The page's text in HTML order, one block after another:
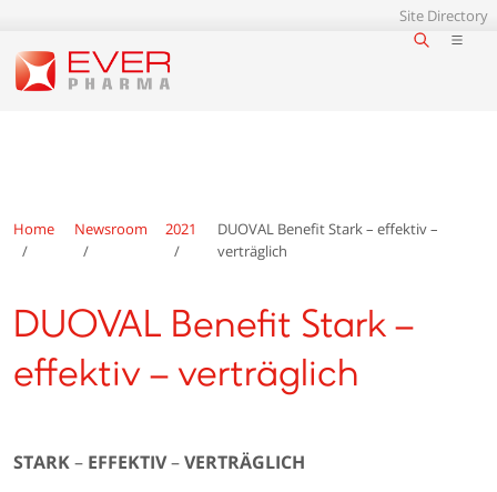
Site Directory
Home Newsroom 2021
DUOVAL Benefit Stark – effektiv –
verträglich
DUOVAL Benefit Stark –
effektiv – verträglich
STARK– EFFEKTIV–VERTRÄGLICH